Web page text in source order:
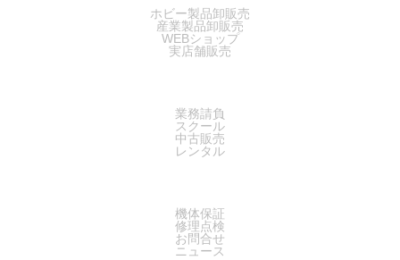
ホビー製品卸販売
産業製品卸販売
WEBショップ
実店舗販売
業務請負
スクール
中古販売
レンタル
機体保証
修理点検
お問合せ
ニュース